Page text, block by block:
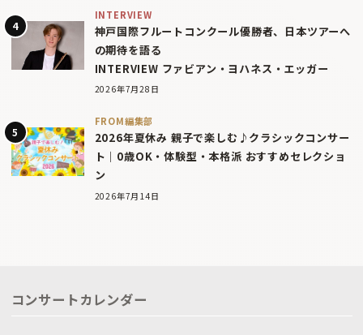
INTERVIEW
神戸国際フルートコンクール優勝者、日本ツアーへ
の期待を語る
INTERVIEW ファビアン・ヨハネス・エッガー
2026年7月28日
FROM編集部
2026年夏休み 親子で楽しむ♪クラシックコンサー
ト｜0歳OK・体験型・本格派 おすすめセレクショ
ン
2026年7月14日
コンサートカレンダー